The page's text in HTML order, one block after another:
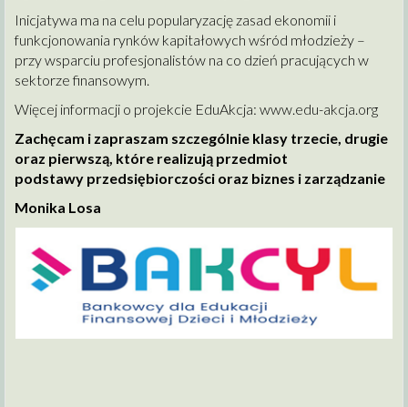
Inicjatywa ma na celu popularyzację zasad ekonomii i
funkcjonowania rynków kapitałowych wśród młodzieży –
przy wsparciu profesjonalistów na co dzień pracujących w
sektorze finansowym.
Więcej informacji o projekcie EduAkcja: www.edu-akcja.org
Zachęcam i zapraszam szczególnie klasy trzecie, drugie
oraz pierwszą, które realizują przedmiot
podstawy przedsiębiorczości oraz biznes i zarządzanie
Monika Losa